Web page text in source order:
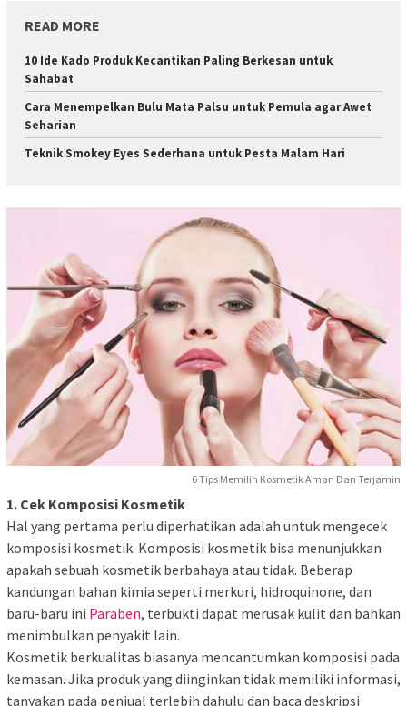
READ MORE
10 Ide Kado Produk Kecantikan Paling Berkesan untuk
Sahabat
Cara Menempelkan Bulu Mata Palsu untuk Pemula agar Awet
Seharian
Teknik Smokey Eyes Sederhana untuk Pesta Malam Hari
6 Tips Memilih Kosmetik Aman Dan Terjamin
1. Cek Komposisi Kosmetik
Hal yang pertama perlu diperhatikan adalah untuk mengecek
komposisi kosmetik. Komposisi kosmetik bisa menunjukkan
apakah sebuah kosmetik berbahaya atau tidak. Beberap
kandungan bahan kimia seperti merkuri, hidroquinone, dan
baru-baru ini Paraben, terbukti dapat merusak kulit dan bahkan
menimbulkan penyakit lain.
Kosmetik berkualitas biasanya mencantumkan komposisi pada
kemasan. Jika produk yang diinginkan tidak memiliki informasi,
tanyakan pada penjual terlebih dahulu dan baca deskripsi